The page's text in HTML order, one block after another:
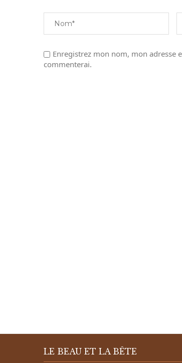
Enregistrez mon nom, mon adresse
commenterai.
LE BEAU ET LA BÊTE